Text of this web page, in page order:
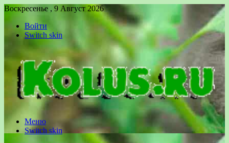
Воскресенье , 9 Август 2026
Войти
Switch skin
Меню
Switch skin